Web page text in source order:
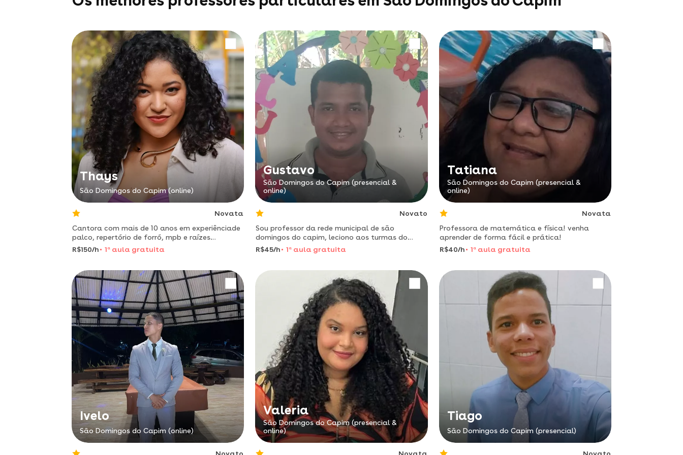
Thays
São Domingos do Capim (online)
Novata
Cantora com mais de 10 anos em experiênciade
palco, repertório de forró, mpb e raízes
brasileiras. vamos desbloquear o potencial da
sua voz e fortalecer o seu corpo através de
R$150/h 1 a aula gratuita
Gustavo
São Domingos do Capim (presencial &
online)
Novato
Sou professor da rede municipal de são
domingos do capim, leciono aos turmas do
primeiro ao quinto ano do ensino fundamental 1,
estou preparado para atender as necessidades
R$45/h 1 a aula gratuita
Tatiana
São Domingos do Capim (presencial &
online)
Novata
Professora de matemática e física! venha
aprender de forma fácil e prática!
R$40/h
1 aaula gratuita
Ivelo
São Domingos do Capim (online)
Novato
Valeria
São Domingos do Capim (presencial &
online)
Novata
Tiago
São Domingos do Capim (presencial)
Novato